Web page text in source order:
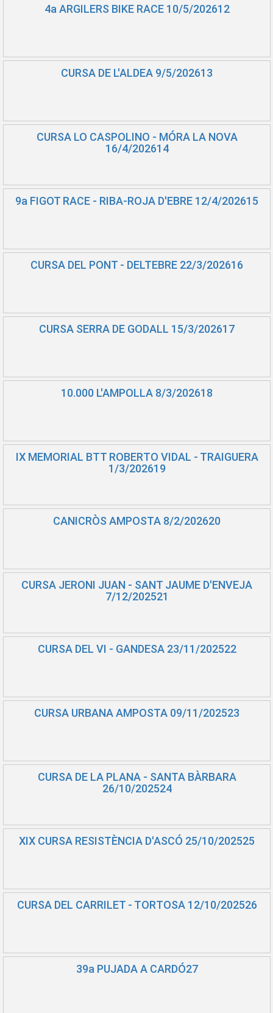
4a ARGILERS BIKE RACE 10/5/202612
CURSA DE L'ALDEA 9/5/202613
CURSA LO CASPOLINO - MÓRA LA NOVA
16/4/202614
9a FIGOT RACE - RIBA-ROJA D'EBRE 12/4/202615
CURSA DEL PONT - DELTEBRE 22/3/202616
CURSA SERRA DE GODALL 15/3/202617
10.000 L'AMPOLLA 8/3/202618
IX MEMORIAL BTT ROBERTO VIDAL - TRAIGUERA
1/3/202619
CANICRÒS AMPOSTA 8/2/202620
CURSA JERONI JUAN - SANT JAUME D'ENVEJA
7/12/202521
CURSA DEL VI - GANDESA 23/11/202522
CURSA URBANA AMPOSTA 09/11/202523
CURSA DE LA PLANA - SANTA BÀRBARA
26/10/202524
XIX CURSA RESISTÈNCIA D'ASCÓ 25/10/202525
CURSA DEL CARRILET - TORTOSA 12/10/202526
39a PUJADA A CARDÓ27